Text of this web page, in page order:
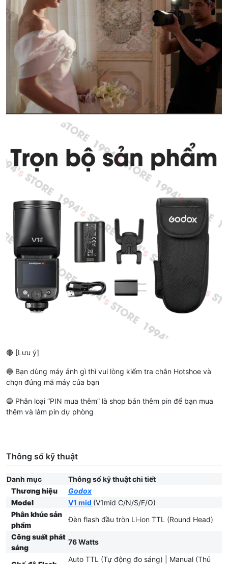
🔴 [Lưu ý]
🔵 Bạn dùng máy ảnh gì thì vui lòng kiểm tra chân Hotshoe và
chọn đúng mã máy của bạn
🔵 Phân loại “PIN mua thêm” là shop bán thêm pin để bạn mua
thêm và làm pin dự phòng
Thông số kỹ thuật
Danh mục
Thông số kỹ thuật chi tiết
Thương hiệu
Godox
Model
V1 mid (V1mid C/N/S/F/O)
Phân khúc sản
phẩm
Đèn flash đầu tròn Li-ion TTL (Round Head)
Công suất phát
sáng
76 Watts
Auto TTL (Tự động đo sáng) | Manual (Thủ